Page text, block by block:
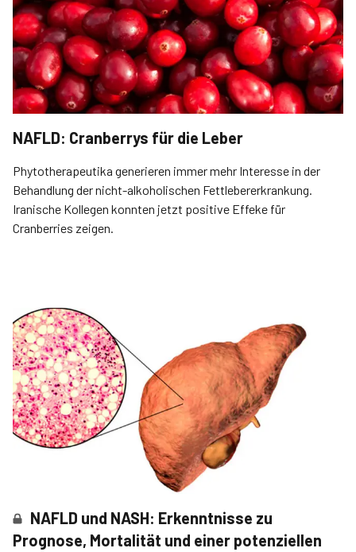
NAFLD: Cranberrys für die Leber
Phytotherapeutika generieren immer mehr Interesse in der
Behandlung der nicht-alkoholischen Fettlebererkrankung.
Iranische Kollegen konnten jetzt positive Effeke für
Cranberries zeigen.
NAFLD und NASH: Erkenntnisse zu
Prognose, Mortalität und einer potenziellen